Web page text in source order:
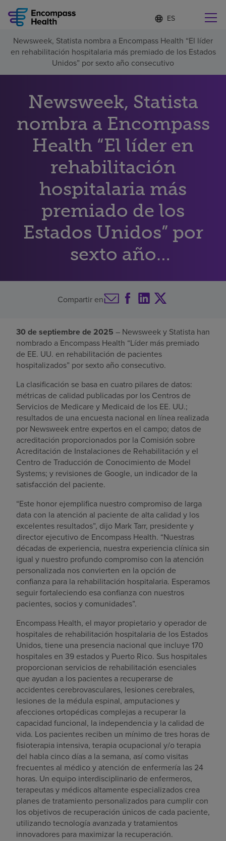
Lista
de
idiomas
contraída
d
o
m
a
e
c
c
i
n
d
Encuentre una localidad cerca de usted
Por qué debe elegirnos
Servicios de rehabilitación
Recursos de salud
Acerca de nosotros
Inversores
Newsweek, Statista nombra a Encompass Health “El líder
en rehabilitación hospitalaria más premiado de los Estados
Unidos” por sexto año consecutivo
Newsweek, Statista
nombra a Encompass
Health “El líder en
rehabilitación
hospitalaria más
premiado de los
Estados Unidos” por
sexto año
consecutivo
Compartir en
30 de septiembre de 2025 – Newsweek y Statista han
nombrado a Encompass Health “Líder más premiado
de EE. UU. en rehabilitación de pacientes
hospitalizados” por sexto año consecutivo.
La clasificación se basa en cuatro pilares de datos:
métricas de calidad publicadas por los Centros de
Servicios de Medicare y Medicaid de los EE. UU.;
resultados de una encuesta nacional en línea realizada
por Newsweek entre expertos en el campo; datos de
acreditación proporcionados por la Comisión sobre
Acreditación de Instalaciones de Rehabilitación y el
Centro de Traducción de Conocimiento de Model
Systems; y revisiones de Google, un indicador de la
satisfacción del paciente.
“Este honor ejemplifica nuestro compromiso de larga
data con la atención al paciente de alta calidad y los
excelentes resultados”, dijo Mark Tarr, presidente y
director ejecutivo de Encompass Health. “Nuestras
décadas de experiencia, nuestra experiencia clínica sin
igual y nuestro profundo compromiso con la atención
personalizada nos convierten en la opción de
confianza para la rehabilitación hospitalaria. Esperamos
seguir fortaleciendo esa confianza con nuestros
pacientes, socios y comunidades”.
Encompass Health, el mayor propietario y operador de
hospitales de rehabilitación hospitalaria de los Estados
Unidos, tiene una presencia nacional que incluye 170
hospitales en 39 estados y Puerto Rico. Sus hospitales
proporcionan servicios de rehabilitación esenciales
que ayudan a los pacientes a recuperarse de
accidentes cerebrovasculares, lesiones cerebrales,
lesiones de la médula espinal, amputaciones y
afecciones ortopédicas complejas a recuperar la
capacidad funcional, la independencia y la calidad de
vida. Los pacientes reciben un mínimo de tres horas de
fisioterapia intensiva, terapia ocupacional y/o terapia
del habla cinco días a la semana, así como visitas
frecuentes al médico y atención de enfermería las 24
horas. Un equipo interdisciplinario de enfermeros,
terapeutas y médicos altamente especializados crea
planes de tratamiento personalizados para cumplir con
los objetivos de recuperación únicos de cada paciente,
utilizando tecnología avanzada y tratamientos
innovadores para maximizar la recuperación.